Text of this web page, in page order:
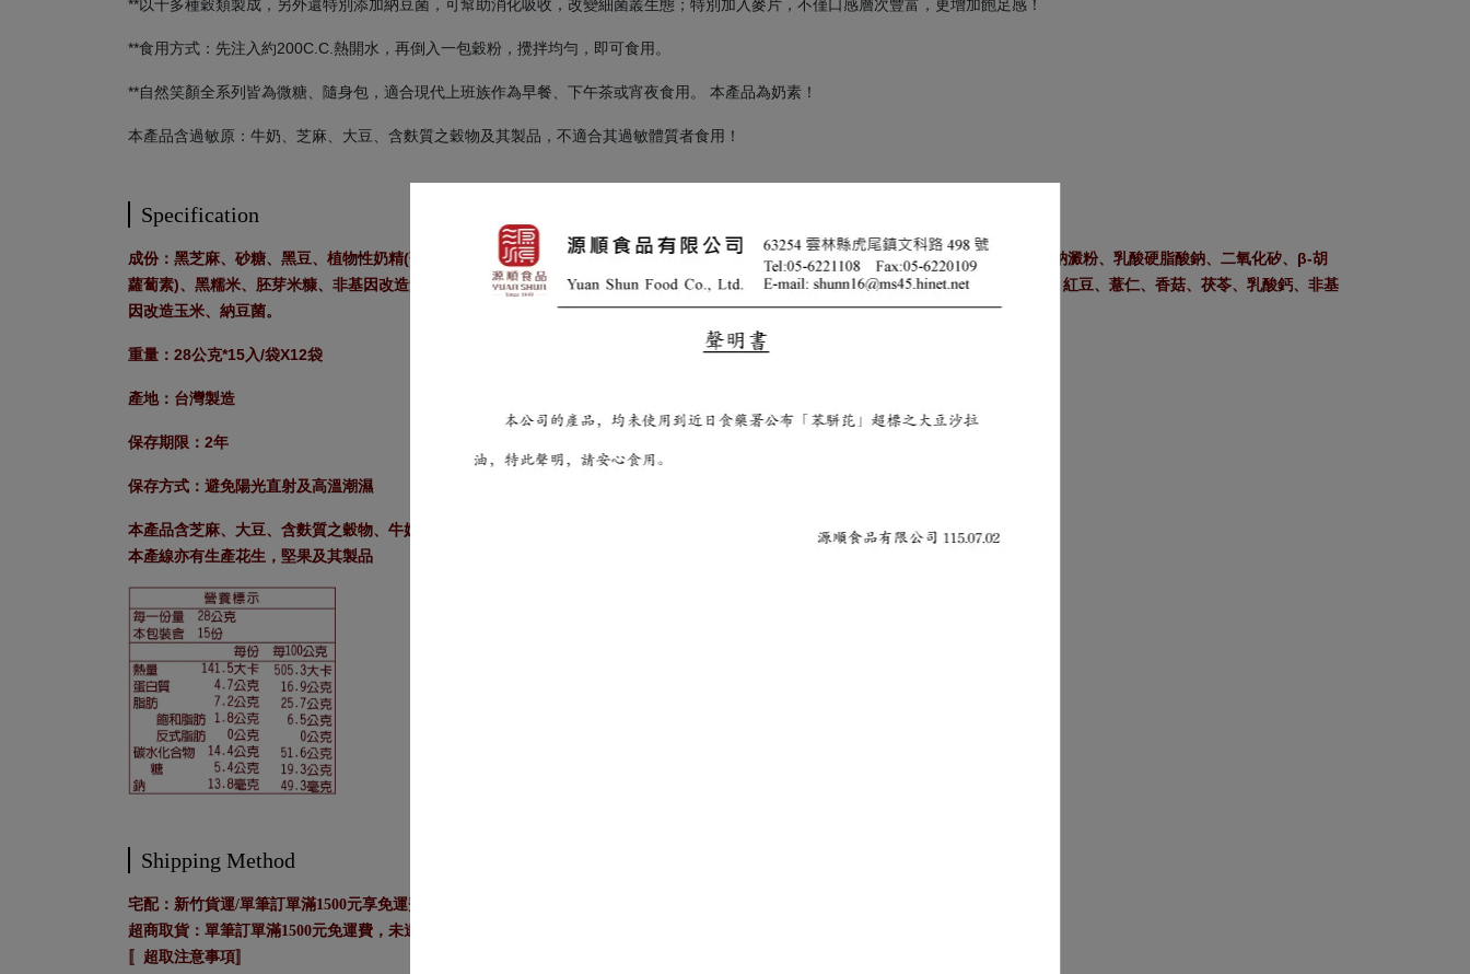
**以十多種穀類製成，另外還特別添加納豆菌，可幫助消化吸收，改變細菌叢生態；特別加入麥片，不僅口感層次豐富，更增加飽足感！
**食用方式：先注入約200C.C.熱開水，再倒入一包穀粉，攪拌均勻，即可食用。
**自然笑顏全系列皆為微糖、隨身包，適合現代上班族作為早餐、下午茶或宵夜食用。 本產品為奶素！
本產品含過敏原：牛奶、芝麻、大豆、含麩質之穀物及其製品，不適合其過敏體質者食用！
Specification
成份：黑芝麻、砂糖、黑豆、植物性奶精(葡萄糖漿、完全氫化棕櫚油、乾酪素鈉、磷酸氫二鉀、偏磷酸鈉、脂肪酸甘油脂、辛烯基丁二酸鈉澱粉、乳酸硬脂酸鈉、二氧化矽、β-胡
蘿蔔素)、黑糯米、胚芽米糠、非基因改造黃豆、麥片(小麥粉、玉米、麥芽精、糖、鹽)、綠豆、燕麥、蕎麥、大豆卵磷脂、黑木耳、大麥、紅豆、薏仁、香菇、茯苓、乳酸鈣、非基
因改造玉米、納豆菌。
重量：28公克*15入/袋X12袋
產地：台灣製造
保存期限：2年
保存方式：避免陽光直射及高溫潮濕
本產品含芝麻、大豆、含麩質之穀物、牛奶及其製品，不適合其過敏體質食用
本產線亦有生產花生，堅果及其製品
Shipping Method
宅配：新竹貨運/單筆訂單滿1500元享免運費，未達1500元酌收運費120元
超商取貨：單筆訂單滿1500元免運費，未達1500元酌收運費80元
〚超取注意事項〛